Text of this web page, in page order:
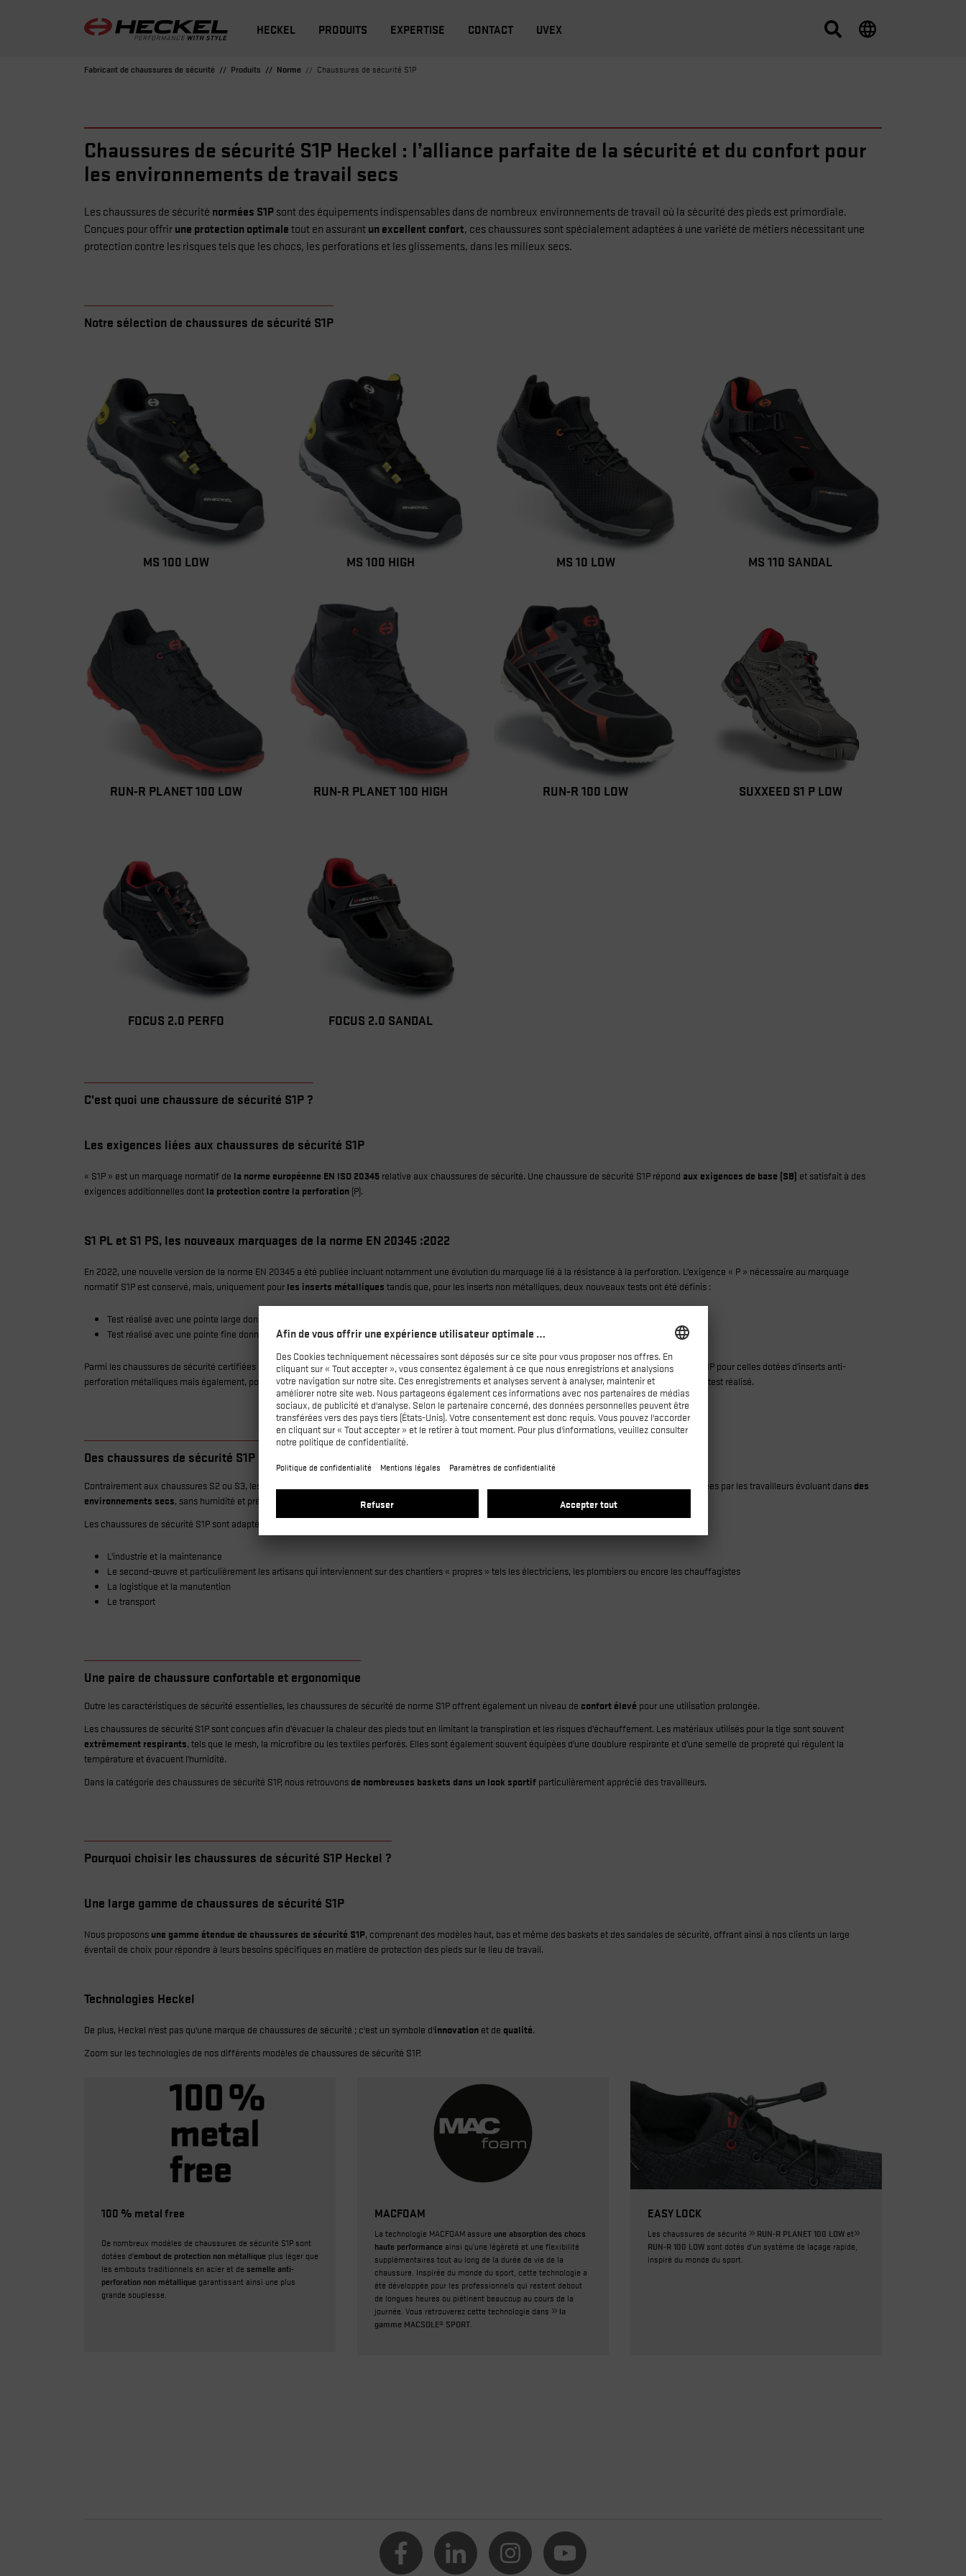
HECKEL PRODUITS EXPERTISE CONTACT UVEX
Fabricant de chaussures de sécurité Produits Norme Chaussures de sécurité S1P
Chaussures de sécurité S1P Heckel : l’alliance parfaite de la sécurité et du confort pour
les environnements de travail secs
Les chaussures de sécurité normées S1Psont des équipements indispensables dans de nombreux environnements de travail où la sécurité des pieds est primordiale.
Conçues pour offrirune protection optimaletout en assurantun excellent confort, ces chaussures sont spécialement adaptées à une variété de métiers nécessitant une
protection contre les risques tels que les chocs, les perforations et les glissements, dans les milieux secs.
Notre sélection de chaussures de sécurité S1P
MS 100 LOW MS 100 HIGH MS 10 LOW MS 110 SANDAL
RUN-R PLANET 100 LOW RUN-R PLANET 100 HIGH RUN-R 100 LOW SUXXEED S1 P LOW
FOCUS 2.0 PERFO FOCUS 2.0 SANDAL
C’est quoi une chaussure de sécurité S1P ?
Les exigences liées aux chaussures de sécurité S1P
« S1P » est un marquage normatif de la norme européenne EN ISO 20345 relative aux chaussures de sécurité. Une chaussure de sécurité S1P répond aux exigences de base (SB) et satisfait à des
exigences additionnelles dont la protection contre la perforation (P).
S1 PL et S1 PS, les nouveaux marquages de la norme EN 20345 :2022
En 2022, une nouvelle version de la norme EN 20345 a été publiée incluant notamment une évolution du marquage lié à la résistance à la perforation. L’exigence « P » nécessaire au marquage
normatif S1P est conservé, mais, uniquement pour les inserts métalliques tandis que, pour les inserts non métalliques, deux nouveaux tests ont été définis :
Test réalisé avec une pointe large donnant naissance à l’exigence additionnelle PL et au marquage S1 PL
Test réalisé avec une pointe fine donnant naissance à l’exigence additionnelle PS et au marquage S1 PS
Parmi les chaussures de sécurité certifiées selon la nouvelle version de la norme EN 20345 :2022, on retrouvera donc toujours des chaussures de sécurité S1P pour celles dotées d’inserts anti-
perforation métalliques mais également, pour celles dotéesd’inserts anti-perforation non métalliques, des chaussures de sécurité S1 PL et S1 PS selon le test réalisé.
Des chaussures de sécurité S1P pour les milieux secs
Contrairement aux chaussures S2 ou S3, les chaussures de sécurité S1P ne sont pas conçues pour résister à la pénétration de l'eau. Elles sont donc privilégiées par les travailleurs évoluant dans des
environnements secs, sans humidité et présentant peu de risques de projection de liquide.
Les chaussures de sécurité S1P sont adaptées à de nombreux métiers notamment dans :
L’industrie et la maintenance
Le second-œuvre et particulièrement les artisans qui interviennent sur des chantiers « propres » tels les électriciens, les plombiers ou encore les chauffagistes
La logistique et la manutention
Le transport
Une paire de chaussure confortable et ergonomique
Outre les caractéristiques de sécurité essentielles, les chaussures de sécurité de norme S1P offrent également un niveau de confort élevé pour une utilisation prolongée.
Les chaussures de sécurité S1P sont conçues afin d’évacuer la chaleur des pieds tout en limitant la transpiration et les risques d’échauffement. Les matériaux utilisés pour la tige sont souvent
extrêmement respirants, tels que le mesh, la microfibre ou les textiles perforés. Elles sont également souvent équipées d'une doublure respirante et d’une semelle de propreté qui régulent la
température et évacuent l'humidité.
Dans la catégorie des chaussures de sécurité S1P, nous retrouvons de nombreuses baskets dans un look sportif particulièrement apprécié des travailleurs.
Pourquoi choisir les chaussures de sécurité S1P Heckel ?
Une large gamme de chaussures de sécurité S1P
Nous proposons une gamme étendue de chaussures de sécurité S1P, comprenant des modèles haut, bas et même des baskets et des sandales de sécurité, offrant ainsi à nos clients un large
éventail de choix pour répondre à leurs besoins spécifiques en matière de protection des pieds sur le lieu de travail.
Technologies Heckel
De plus, Heckel n'est pas qu'une marque de chaussures de sécurité ; c'est un symbole d'innovation et de qualité.
Zoom sur les technologies de nos différents modèles de chaussures de sécurité S1P.
100 % metal free
De nombreux modèles de chaussures de sécurité S1P sont
dotées d’embout de protection non métallique plus léger que
les embouts traditionnels en acier et de semelle anti-
perforation non métallique garantissant ainsi une plus
grande souplesse.
MACFOAM
La technologie MACFOAM assure une absorption des chocs
haute performance ainsi qu’une légèreté et une flexibilité
supplémentaires tout au long de la durée de vie de la
chaussure. Inspirée du monde du sport, cette technologie a
été développée pour les professionnels qui restent debout
de longues heures ou piétinent beaucoup au cours de la
journée. Vous retrouverez cette technologie dans
la
gamme MACSOLE® SPORT.
EASY LOCK
Les chaussures de sécurité RUN-R PLANET 100 LOW et
RUN-R 100 LOW sont dotés d’un système de laçage rapide,
inspiré du monde du sport.